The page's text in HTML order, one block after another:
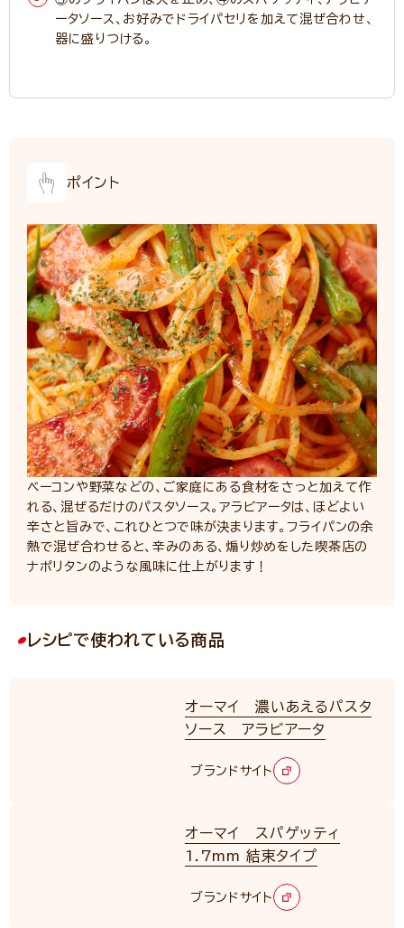
ータソース、お好みでドライパセリを加えて混ぜ合わせ、
器に盛りつける。
ポイント
ベーコンや野菜などの、ご家庭にある食材をさっと加えて作
れる、混ぜるだけのパスタソース。アラビアータは、ほどよい
辛さと旨みで、これひとつで味が決まります。フライパンの余
熱で混ぜ合わせると、辛みのある、煽り炒めをした喫茶店の
ナポリタンのような風味に仕上がります！
レシピで使われている商品
オーマイ 濃いあえるパスタ
ソース アラビアータ
ブランドサイト
オーマイ スパゲッティ
1.7mm 結束タイプ
ブランドサイト